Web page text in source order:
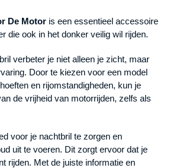
De Motor is een essentieel accessoire
die ook in het donker veilig wil rijden.
verbeter je niet alleen je zicht, maar
Door te kiezen voor een model
en rijomstandigheden, kun je
de vrijheid van motorrijden, zelfs als
voor je nachtbril te zorgen en
uit te voeren. Dit zorgt ervoor dat je
rijden. Met de juiste informatie en